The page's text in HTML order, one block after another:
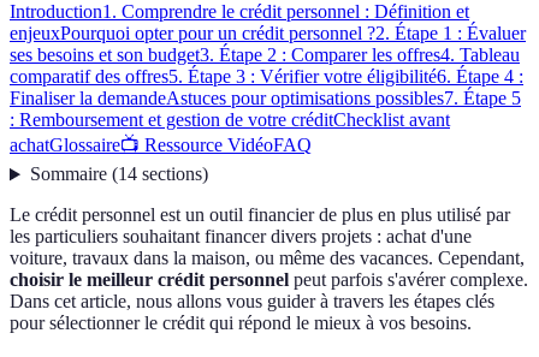
Introduction1. Comprendre le crédit personnel : Définition et
enjeuxPourquoi opter pour un crédit personnel ?2. Étape 1 : Évaluer
ses besoins et son budget3. Étape 2 : Comparer les offres4. Tableau
comparatif des offres5. Étape 3 : Vérifier votre éligibilité6. Étape 4 :
Finaliser la demandeAstuces pour optimisations possibles7. Étape 5
: Remboursement et gestion de votre créditChecklist avant
achatGlossaire📺 Ressource VidéoFAQ
Sommaire(14 sections)
Le crédit personnel est un outil financier de plus en plus utilisé par
les particuliers souhaitant financer divers projets : achat d'une
voiture, travaux dans la maison, ou même des vacances. Cependant,
choisir le meilleur crédit personnel peut parfois s'avérer complexe.
Dans cet article, nous allons vous guider à travers les étapes clés
pour sélectionner le crédit qui répond le mieux à vos besoins.